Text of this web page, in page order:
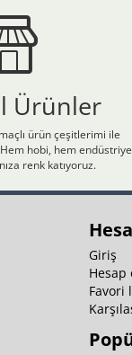
Ürünler
ürün çeşitlerimi ile
hobi, hem
renk katıyoruz.
Giriş
Favori